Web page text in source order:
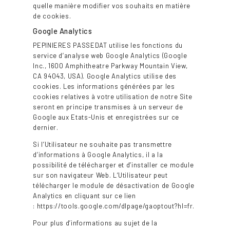
quelle manière modifier vos souhaits en matière
de cookies.
Google Analytics
PEPINIERES PASSEDAT utilise les fonctions du
service d’analyse web Google Analytics (Google
Inc., 1600 Amphitheatre Parkway Mountain View,
CA 94043, USA). Google Analytics utilise des
cookies. Les informations générées par les
cookies relatives à votre utilisation de notre Site
seront en principe transmises à un serveur de
Google aux Etats-Unis et enregistrées sur ce
dernier.
Si l’Utilisateur ne souhaite pas transmettre
d’informations à Google Analytics, il a la
possibilité de télécharger et d’installer ce module
sur son navigateur Web. L’Utilisateur peut
télécharger le module de désactivation de Google
Analytics en cliquant sur ce lien
: https://tools.google.com/dlpage/gaoptout?hl=fr.
Pour plus d’informations au sujet de la